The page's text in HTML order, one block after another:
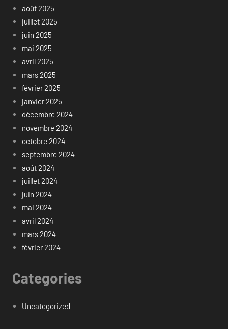
août 2025
juillet 2025
juin 2025
mai 2025
avril 2025
mars 2025
février 2025
janvier 2025
décembre 2024
novembre 2024
octobre 2024
septembre 2024
août 2024
juillet 2024
juin 2024
mai 2024
avril 2024
mars 2024
février 2024
Categories
Uncategorized